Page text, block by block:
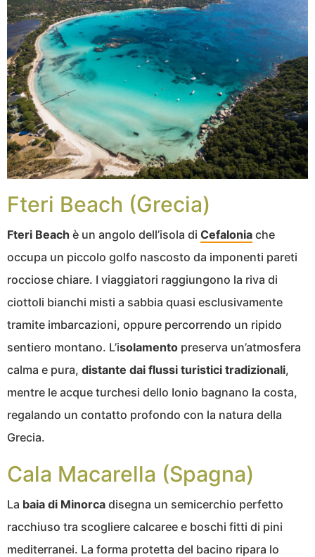
Fteri Beach (Grecia)
Fteri Beach è un angolo dell’isola di Cefalonia che
occupa un piccolo golfo nascosto da imponenti pareti
rocciose chiare. I viaggiatori raggiungono la riva di
ciottoli bianchi misti a sabbia quasi esclusivamente
tramite imbarcazioni, oppure percorrendo un ripido
sentiero montano. L’isolamento preserva un’atmosfera
calma e pura, distante dai flussi turistici tradizionali,
mentre le acque turchesi dello Ionio bagnano la costa,
regalando un contatto profondo con la natura della
Grecia.
Cala Macarella (Spagna)
La baia di Minorca disegna un semicerchio perfetto
racchiuso tra scogliere calcaree e boschi fitti di pini
mediterranei. La forma protetta del bacino ripara lo